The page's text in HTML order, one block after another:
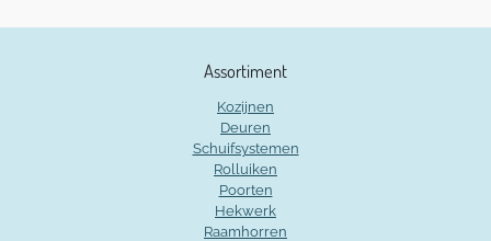
Assortiment
Kozijnen
Deuren
Schuifsystemen
Rolluiken
Poorten
Hekwerk
Raamhorren